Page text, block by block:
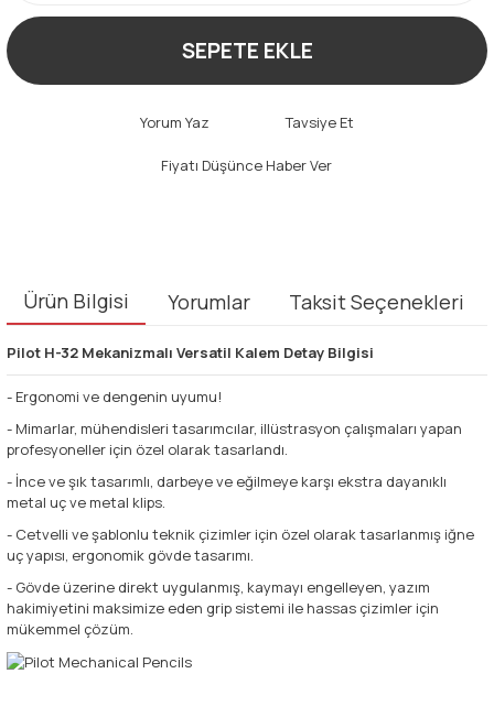
SEPETE EKLE
Yorum Yaz Tavsiye Et
Fiyatı Düşünce Haber Ver
Ürün Bilgisi Yorumlar Taksit Seçenekleri
Pilot H-32 Mekanizmalı Versatil Kalem Detay Bilgisi
- Ergonomi ve dengenin uyumu!
- Mimarlar, mühendisleri tasarımcılar, illüstrasyon çalışmaları yapan
profesyoneller için özel olarak tasarlandı.
- İnce ve şık tasarımlı, darbeye ve eğilmeye karşı ekstra dayanıklı
metal uç ve metal klips.
- Cetvelli ve şablonlu teknik çizimler için özel olarak tasarlanmış iğne
uç yapısı, ergonomik gövde tasarımı.
- Gövde üzerine direkt uygulanmış, kaymayı engelleyen, yazım
hakimiyetini maksimize eden grip sistemi ile hassas çizimler için
mükemmel çözüm.